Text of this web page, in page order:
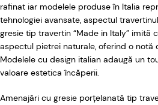
rafinat iar modelele produse în Italia
tehnologiei avansate, aspectul
gresie tip travertin “Made in Italy” imită
aspectul pietrei naturale, oferind o notă
Modelele cu design italian adaugă un
valoare estetica încăperii.
Amenajări cu gresie porțelanată tip